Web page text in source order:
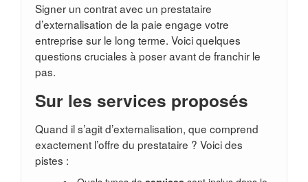
Signer un contrat avec un prestataire
d’externalisation de la paie engage votre
entreprise sur le long terme. Voici quelques
questions cruciales à poser avant de franchir le
pas.
Sur les services proposés
Quand il s’agit d’externalisation, que comprend
exactement l’offre du prestataire ? Voici des
pistes :